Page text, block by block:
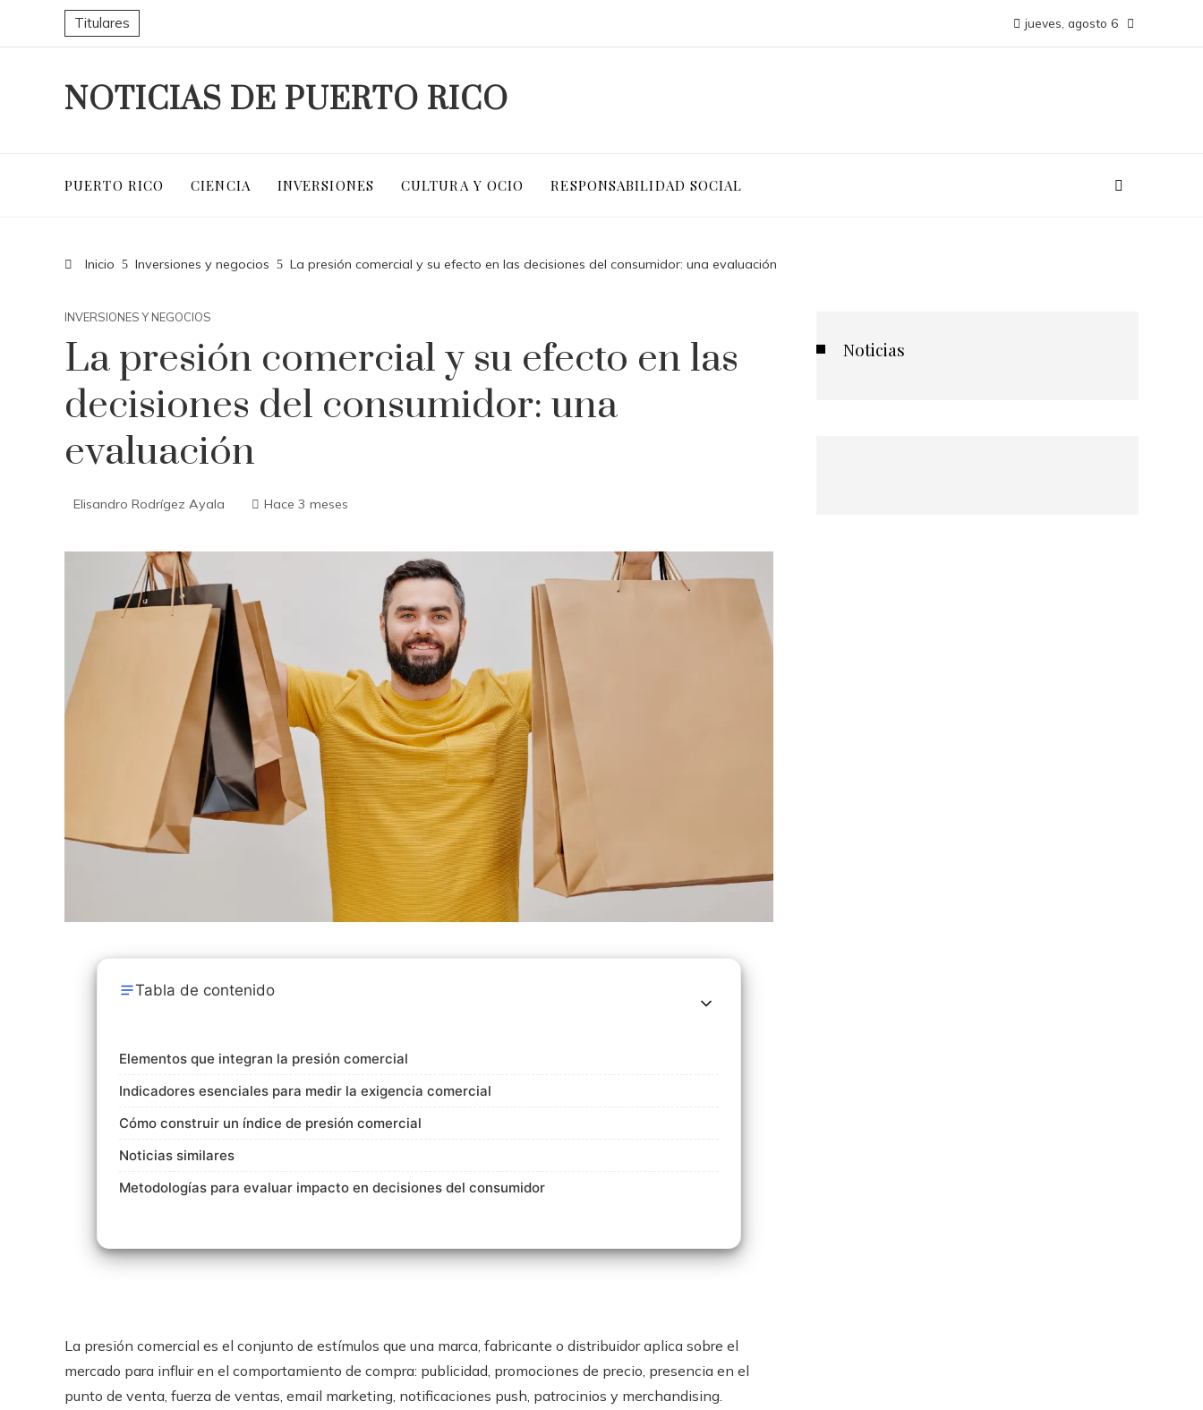
Titulares jueves, agosto 6
NOTICIAS DE PUERTO RICO
PUERTO RICO CIENCIA INVERSIONES CULTURA Y OCIO RESPONSABILIDAD SOCIAL
Inicio Inversiones y negocios La presión comercial y su efecto en las decisiones del consumidor: una evaluación
INVERSIONES Y NEGOCIOS
La presión comercial y su efecto en las
decisiones del consumidor: una
evaluación
Elisandro Rodrígez Ayala Hace 3 meses
Tabla de contenido
Elementos que integran la presión comercial
Indicadores esenciales para medir la exigencia comercial
Cómo construir un índice de presión comercial
Noticias similares
Metodologías para evaluar impacto en decisiones del consumidor
La presión comercial es el conjunto de estímulos que una marca, fabricante o distribuidor aplica sobre el
mercado para influir en el comportamiento de compra: publicidad, promociones de precio, presencia en el
punto de venta, fuerza de ventas, email marketing, notificaciones push, patrocinios y merchandising.
Noticias